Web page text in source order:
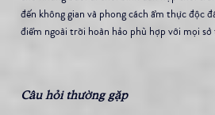
đến không gian và phong cách ẩm thực độc
điểm ngoài trời hoàn hảo phù hợp với mọi
Câu hỏi thường gặp